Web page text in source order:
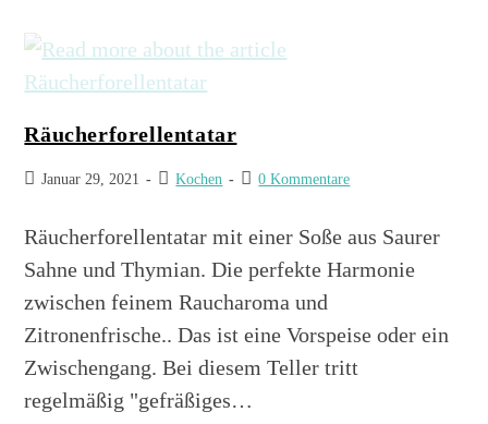
Räucherforellentatar
Januar 29, 2021 Kochen 0 Kommentare
Räucherforellentatar mit einer Soße aus Saurer
Sahne und Thymian. Die perfekte Harmonie
zwischen feinem Raucharoma und
Zitronenfrische.. Das ist eine Vorspeise oder ein
Zwischengang. Bei diesem Teller tritt
regelmäßig "gefräßiges…